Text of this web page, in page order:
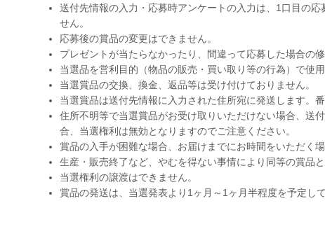
送付先情報の入力・応募時アンケートの入力は、1口目の
せん。
応募後の賞品の変更はできません。
プレゼントが当たらなかったり、間違って応募した場合の
当選品を営利目的（物品の販売・買い取り等の行為）で使
当選賞品の交換、換金、返品等は受け付けておりません。
当選賞品は送付先情報に入力された住所宛に発送します。
住所不明等で当選賞品がお受け取りいただけない場合、送
合、当選権利は無効となりますのでご注意ください。
賞品の入手が困難な場合、お届けまでにお時間をいただく場
生産・販売終了など、やむを得ない事情により同等の賞品
当選権利の譲渡はできません。
賞品の発送は、当選発表より1ヶ月～1ヶ月半程度を予定して